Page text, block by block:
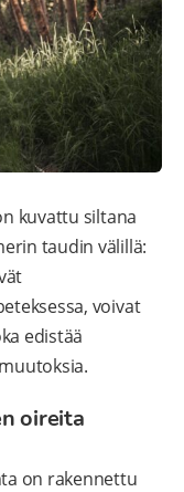
kuvattu siltana
taudin välillä:
voivat
edistää
oireita
on rakennettu